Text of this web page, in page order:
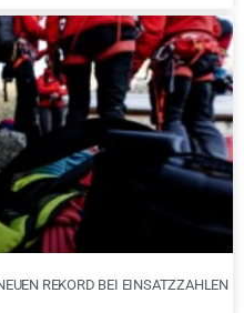
REKORD BEI EINSATZZAHLEN